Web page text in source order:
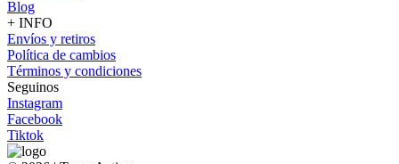
Blog
+ INFO
Envíos y retiros
Política de cambios
Términos y condiciones
Seguinos
Instagram
Facebook
Tiktok